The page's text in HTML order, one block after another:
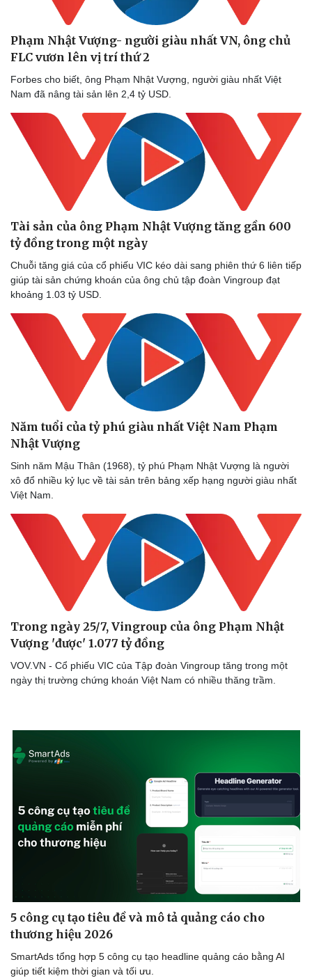
Dinh dưỡng - món ngon
Cây thuốc
Sản phụ khoa
Nhi khoa
Nam khoa
Đời sống
Nhà đẹp
Blog
Phạm Nhật Vượng- người giàu nhất VN, ông chủ
FLC vươn lên vị trí thứ 2
Forbes cho biết, ông Phạm Nhật Vượng, người giàu nhất Việt
Nam đã nâng tài sản lên 2,4 tỷ USD.
Tài sản của ông Phạm Nhật Vượng tăng gần 600
tỷ đồng trong một ngày
Chuỗi tăng giá của cổ phiếu VIC kéo dài sang phiên thứ 6 liên tiếp
giúp tài sản chứng khoán của ông chủ tập đoàn Vingroup đạt
khoảng 1.03 tỷ USD.
Năm tuổi của tỷ phú giàu nhất Việt Nam Phạm
Nhật Vượng
Sinh năm Mậu Thân (1968), tỷ phú Phạm Nhật Vượng là người
xô đổ nhiều kỷ lục về tài sản trên bảng xếp hạng người giàu nhất
Việt Nam.
Trong ngày 25/7, Vingroup của ông Phạm Nhật
Vượng 'được' 1.077 tỷ đồng
VOV.VN - Cổ phiếu VIC của Tập đoàn Vingroup tăng trong một
ngày thị trường chứng khoán Việt Nam có nhiều thăng trầm.
5 công cụ tạo tiêu đề và mô tả quảng cáo cho
thương hiệu 2026
SmartAds tổng hợp 5 công cụ tạo headline quảng cáo bằng AI
giúp tiết kiệm thời gian và tối ưu.